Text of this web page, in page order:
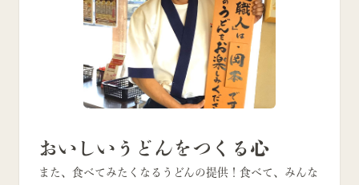
おいしいうどんをつくる心
また、食べてみたくなるうどんの提供！食べて、みんな